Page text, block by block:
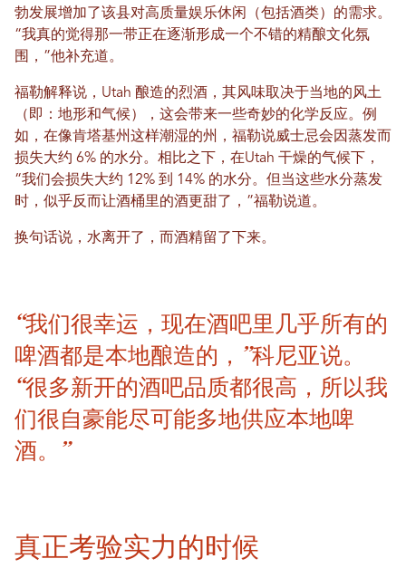
勃发展增加了该县对高质量娱乐休闲（包括酒类）的需求。
“我真的觉得那一带正在逐渐形成一个不错的精酿文化氛
围，”他补充道。
福勒解释说，Utah 酿造的烈酒，其风味取决于当地的风土
（即：地形和气候），这会带来一些奇妙的化学反应。例
如，在像肯塔基州这样潮湿的州，福勒说威士忌会因蒸发而
损失大约 6% 的水分。相比之下，在Utah 干燥的气候下，
“我们会损失大约 12% 到 14% 的水分。但当这些水分蒸发
时，似乎反而让酒桶里的酒更甜了，”福勒说道。
换句话说，水离开了，而酒精留了下来。
“我们很幸运，现在酒吧里几乎所有的
啤酒都是本地酿造的，”科尼亚说。
“很多新开的酒吧品质都很高，所以我
们很自豪能尽可能多地供应本地啤
酒。”
真正考验实力的时候